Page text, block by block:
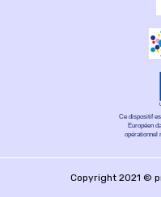
Ce dispositif
Européen
opérationnel
Copyright 2021 ©